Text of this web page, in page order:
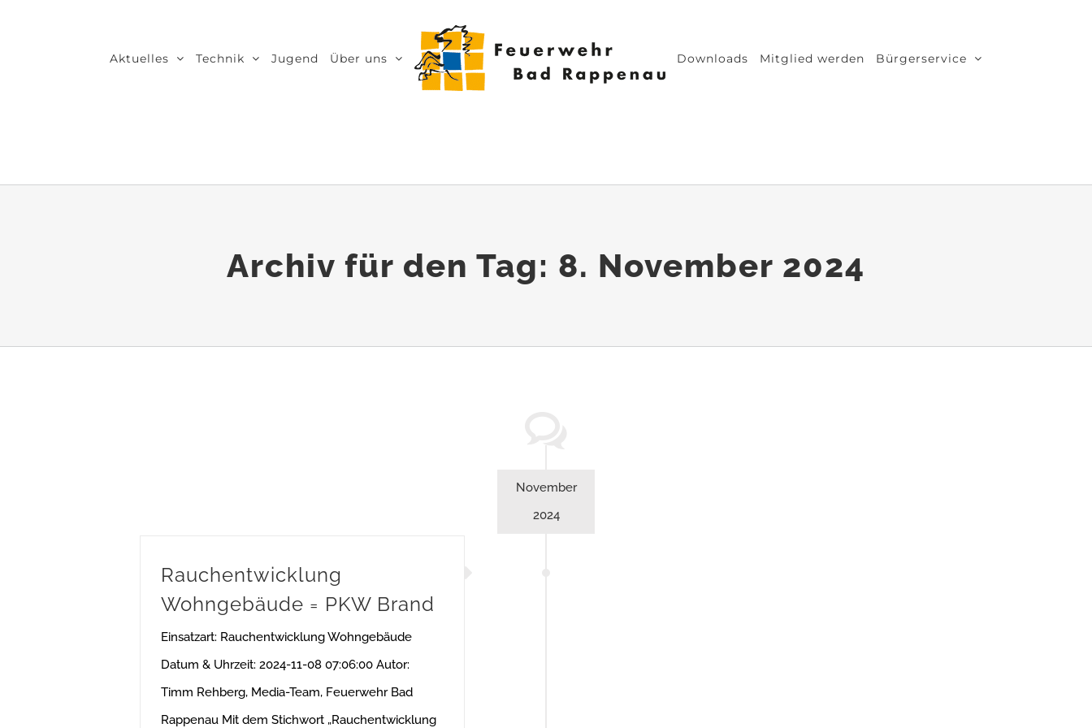
Aktuelles Technik Jugend Über uns Downloads Mitglied werden Bürgerservice
Archiv für den Tag: 8. November 2024
November
2024
Rauchentwicklung
Wohngebäude = PKW Brand
Einsatzart: Rauchentwicklung Wohngebäude
Datum & Uhrzeit: 2024-11-08 07:06:00 Autor:
Timm Rehberg, Media-Team, Feuerwehr Bad
Rappenau Mit dem Stichwort „Rauchentwicklung